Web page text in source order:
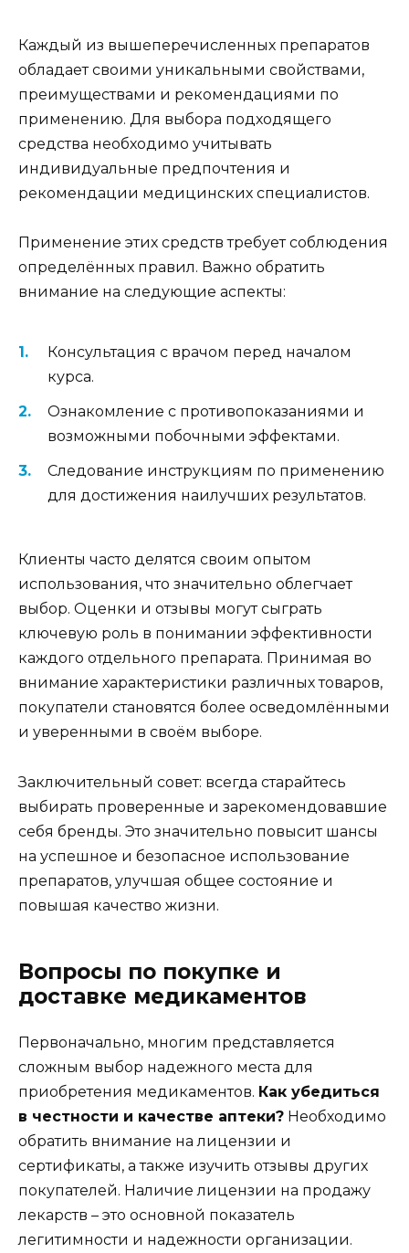
Каждый из вышеперечисленных препаратов
обладает своими уникальными свойствами,
преимуществами и рекомендациями по
применению. Для выбора подходящего
средства необходимо учитывать
индивидуальные предпочтения и
рекомендации медицинских специалистов.
Применение этих средств требует соблюдения
определённых правил. Важно обратить
внимание на следующие аспекты:
Консультация с врачом перед началом
курса.
Ознакомление с противопоказаниями и
возможными побочными эффектами.
Следование инструкциям по применению
для достижения наилучших результатов.
Клиенты часто делятся своим опытом
использования, что значительно облегчает
выбор. Оценки и отзывы могут сыграть
ключевую роль в понимании эффективности
каждого отдельного препарата. Принимая во
внимание характеристики различных товаров,
покупатели становятся более осведомлёнными
и уверенными в своём выборе.
Заключительный совет: всегда старайтесь
выбирать проверенные и зарекомендовавшие
себя бренды. Это значительно повысит шансы
на успешное и безопасное использование
препаратов, улучшая общее состояние и
повышая качество жизни.
Вопросы по покупке и
доставке медикаментов
Первоначально, многим представляется
сложным выбор надежного места для
приобретения медикаментов. Как убедиться
в честности и качестве аптеки? Необходимо
обратить внимание на лицензии и
сертификаты, а также изучить отзывы других
покупателей. Наличие лицензии на продажу
лекарств – это основной показатель
легитимности и надежности организации.